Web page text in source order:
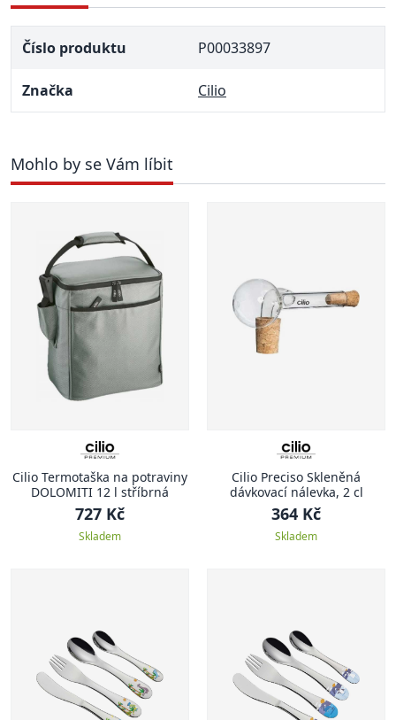
Číslo produktu P00033897
Značka Cilio
Mohlo by se Vám líbit
Cilio Termotaška na potraviny
DOLOMITI 12 l stříbrná
727 Kč
Skladem
Cilio Preciso Skleněná
dávkovací nálevka, 2 cl
364 Kč
Skladem